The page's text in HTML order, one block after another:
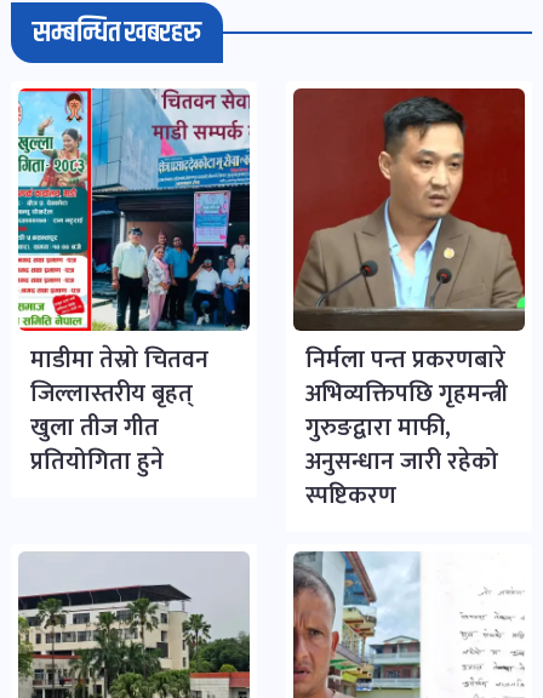
सम्बन्धित खबरहरु
माडीमा तेस्रो चितवन
जिल्लास्तरीय बृहत्
खुला तीज गीत
प्रतियोगिता हुने
निर्मला पन्त प्रकरणबारे
अभिव्यक्तिपछि गृहमन्त्री
गुरुङद्वारा माफी,
अनुसन्धान जारी रहेको
स्पष्टिकरण